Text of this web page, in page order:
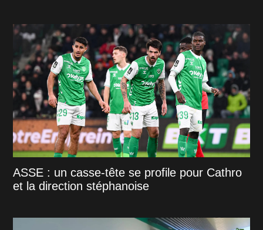
ASSE : un casse-tête se profile pour Cathro
et la direction stéphanoise